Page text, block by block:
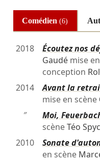
Comédien(6)
2018 Écoutez nos
Gaudémise
conception
2014
Avant la
mise en scène
″
Moi,
scèneTéo
2010
Sonate
en scène